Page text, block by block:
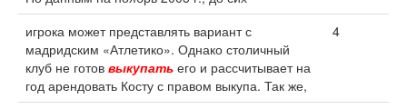
игрока может представлять вариант с
мадридским «Атлетико». Однако столичный
клуб не готов выкупать его и рассчитывает на
год арендовать Косту с правом выкупа. Так же,
4